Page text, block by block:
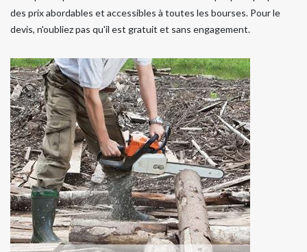
des prix abordables et accessibles à toutes les bourses. Pour le
devis, n'oubliez pas qu'il est gratuit et sans engagement.